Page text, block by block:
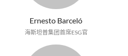
Ernesto Barceló
海斯坦普集团首席ESG官